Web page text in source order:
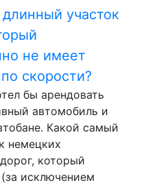
участок
не имеет
скорости?
бы арендовать
автомобиль и
Какой самый
немецких
который
исключением